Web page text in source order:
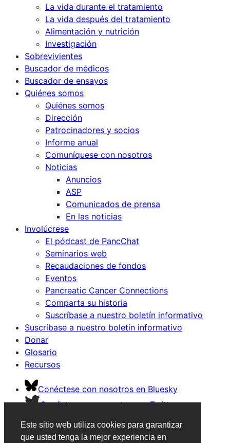
Este sitio web utiliza cookies para garantizar
que usted tenga la mejor experiencia en
La vida durante el tratamiento
La vida después del tratamiento
Alimentación y nutrición
Investigación
Sobrevivientes
Buscador de médicos
Buscador de ensayos
Quiénes somos
Quiénes somos
Dirección
Patrocinadores y socios
Informe anual
Comuníquese con nosotros
Noticias
Anuncios
ASP
Comunicados de prensa
En las noticias
Involúcrese
El pódcast de PancChat
Seminarios web
Recaudaciones de fondos
Eventos
Pancreatic Cancer Connections
Comparta su historia
Suscríbase a nuestro boletín informativo
Suscríbase a nuestro boletín informativo
Donar
Glosario
Recursos
Conéctese con nosotros en Bluesky
Conéctese con nosotros en Twitter
Conéctese con nosotros en Instagram